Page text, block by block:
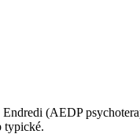
(AEDP
typické.